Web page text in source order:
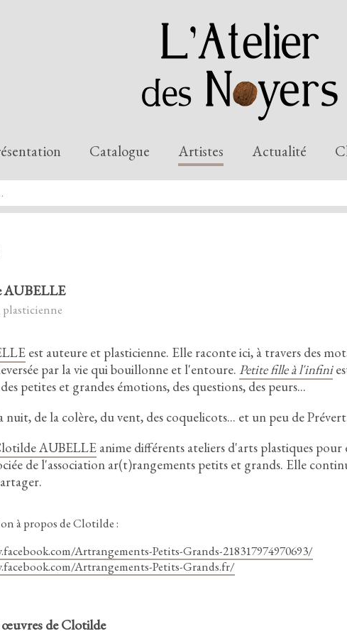
Catalogue Artistes Actualité
AUBELLE
est auteure et plasticienne. Elle raconte ici, à travers des
par la vie qui bouillonne et l'entoure. Petite fille à l'infini
des petites et grandes émotions, des questions, des peurs...
nuit,de la colère, du vent, des coquelicots... et un peu de
AUBELLEanime différents ateliers d'arts plastiques pour
de l'association ar(t)rangements petits et grands. Elle
à propos de Clotilde :
Artrangements-Petits-Grands-218317974970693/
Artrangements-Petits-Grands.fr/
œuvres de Clotilde